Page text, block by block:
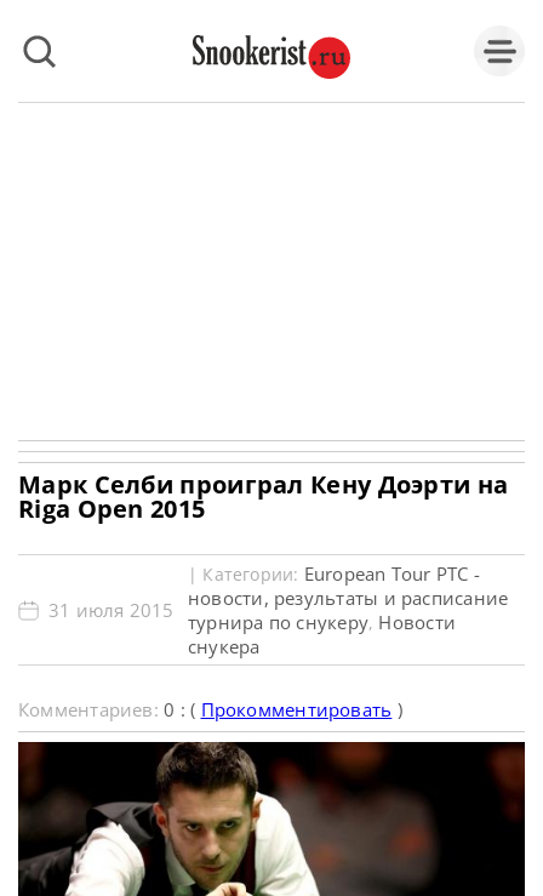
Марк Селби проиграл Кену Доэрти на
Riga Open 2015
31 июля 2015
| Категории: European Tour PTC -
новости, результаты и расписание
турнира по снукеру, Новости
снукера
Комментариев:0 : ( Прокомментировать )